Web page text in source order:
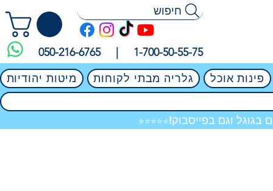
חיפוש
050-216-6765 | 1-700-50-55-75
פינות אוכל
גלריה מבתי לקוחות מיטות יהודיות
בגוגל וגם בפייסבוק!⭐⭐⭐⭐⭐